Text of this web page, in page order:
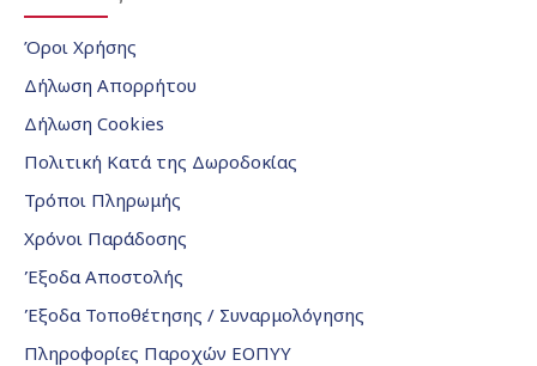
Όροι Χρήσης
Δήλωση Απορρήτου
Δήλωση Cookies
Πολιτική Κατά της Δωροδοκίας
Τρόποι Πληρωμής
Χρόνοι Παράδοσης
Έξοδα Αποστολής
Έξοδα Τοποθέτησης / Συναρμολόγησης
Πληροφορίες Παροχών ΕΟΠΥΥ